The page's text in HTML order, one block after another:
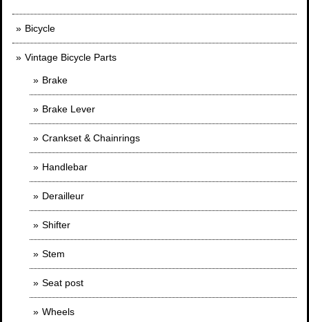
Bicycle
Vintage Bicycle Parts
Brake
Brake Lever
Crankset & Chainrings
Handlebar
Derailleur
Shifter
Stem
Seat post
Wheels